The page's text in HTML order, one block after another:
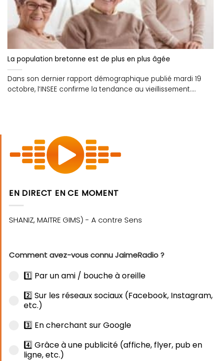
La population bretonne est de plus en plus âgée
Dans son dernier rapport démographique publié mardi 19
octobre, l’INSEE confirme la tendance au vieillissement....
EN DIRECT EN CE MOMENT
Comment avez-vous connu JaimeRadio ?
1️⃣ Par un ami / bouche à oreille
2️⃣ Sur les réseaux sociaux (Facebook, Instagram,
etc.)
3️⃣ En cherchant sur Google
4️⃣ Grâce à une publicité (affiche, flyer, pub en
ligne, etc.)